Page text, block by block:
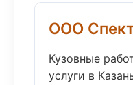
ООО
Кузовные
услуги в